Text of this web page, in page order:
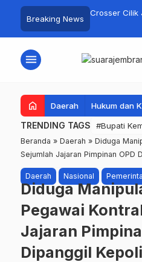
Breaking News
Tenggelam di
Pengambengan
Crosser Cilik
Motocross
menu
home Daerah Hukum dan
TRENDING TAGS #Bupati
Beranda » Daerah » Diduga
Sejumlah Jajaran Pimpinan OPD
Daerah Nasional
Diduga
Pegawai
Jajaran
Dipanggil